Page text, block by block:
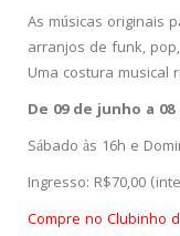
As músicas originais
arranjos de funk,
Uma costura musical
De 09 de junho a
Sábado às 16h e
Ingresso: R$70,00
Compre no Clubinho